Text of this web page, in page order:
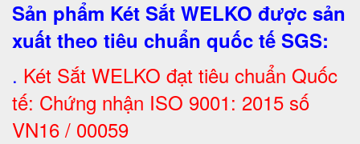
Sản phẩm Két Sắt WELKO được sản
xuất theo tiêu chuẩn quốc tế SGS:
. Két Sắt WELKO đạt tiêu chuẩn Quốc
tế: Chứng nhận ISO 9001: 2015 số
VN16 / 00059